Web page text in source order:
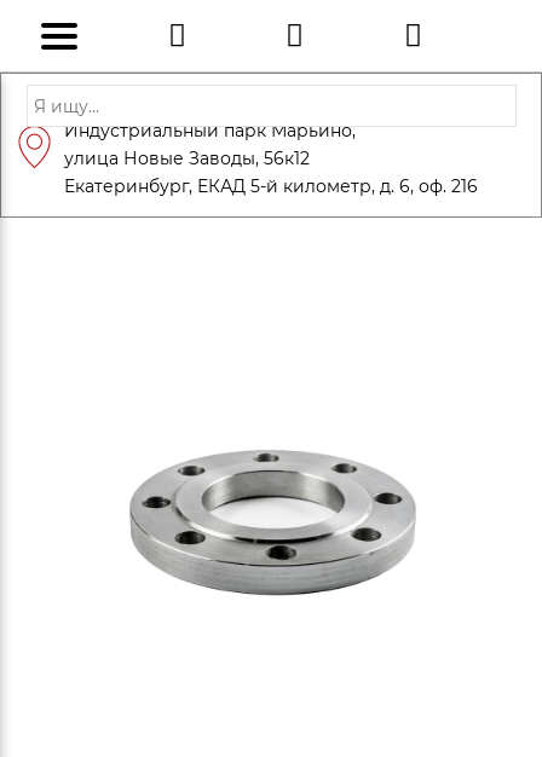
+7 (812) 600-10-15
info@eversteel.ru
Адрес: Санкт-Петербург, Петергоф,
Индустриальный парк Марьино,
улица Новые Заводы, 56к12
Екатеринбург, ЕКАД 5-й километр, д. 6, оф. 216
ЗАКАЗАТЬ ЗВОНОК